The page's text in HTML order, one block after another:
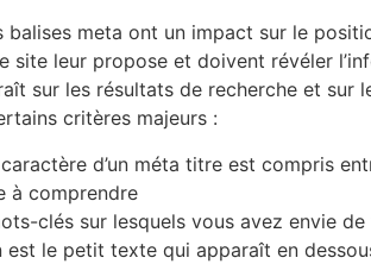
balises meta ont un impact sur le
site leur propose et doivent révéler
sur les résultats de recherche et sur
critères majeurs :
d’un méta titre est compris
à comprendre
clés sur lesquels vous avez envie
le petit texte qui apparaît en